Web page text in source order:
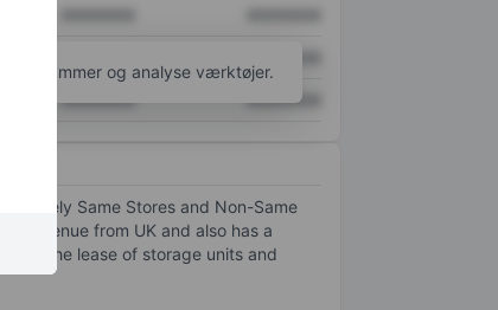
XXXXXXX XXXXXXX
diagrammer og analyse værktøjer.
namely Same Stores and Non-Same
revenue from UK and also has a
the lease of storage units and